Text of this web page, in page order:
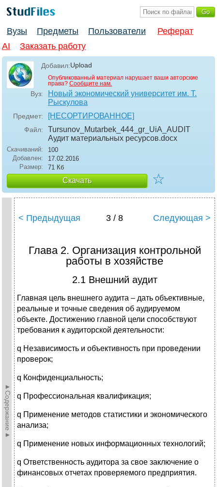
Вузы Предметы Пользователи
Реферат
AI
Заказать работу
Добавил:Upload
Опубликованный материал нарушает ваши авторские
права? Сообщите нам.
Вуз:
Новый экономический университет им. Т.
Рыскулова
Предмет: [НЕСОРТИРОВАННОЕ]
Файл:
Tursunov_Mutarbek_444_gr_UiA_AUDIT
Аудит материальных ресурсов.docx
Скачиваний:
100
Добавлен:
17.02.2016
Размер:
71 Кб
Скачать ☆
►Содержание►
< Предыдущая 3 / 8 Следующая >
Глава 2. Организация контрольной
работы в хозяйстве
2.1 Внешний аудит
Главная цель внешнего аудита – дать объективные,
реальные и точные сведения об аудируемом
объекте. Достижению главной цели способствуют
требования к аудиторской деятельности:
q Независимость и объективность при проведении
проверок;
q Конфиденциальность;
q Профессиональная квалификация;
q Применение методов статистики и экономического
анализа;
q Применение новых информационных технологий;
q Ответственность аудитора за свое заключение о
финансовых отчетах проверяемого предприятия.